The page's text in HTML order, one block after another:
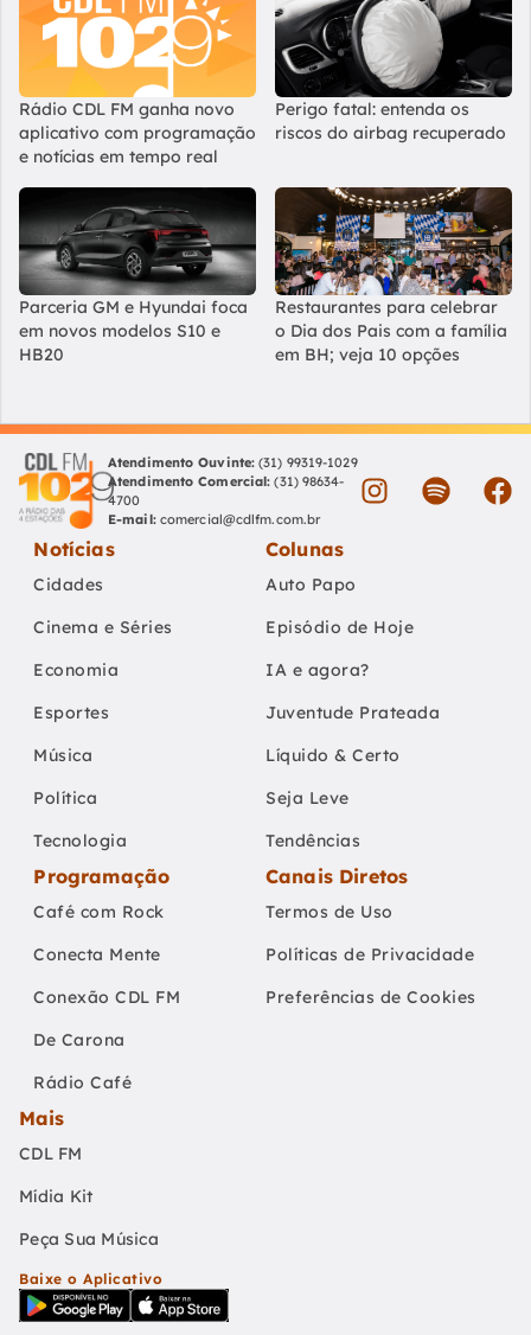
Rádio CDL FM ganha novo
aplicativo com programação
e notícias em tempo real
Perigo fatal: entenda os
riscos do airbag recuperado
Parceria GM e Hyundai foca
em novos modelos S10 e
HB20
Restaurantes para celebrar
o Dia dos Pais com a família
em BH; veja 10 opções
Atendimento Ouvinte: (31) 99319-1029
Atendimento Comercial: (31) 98634-
4700
E-mail: comercial@cdlfm.com.br
Notícias
Cidades
Cinema e Séries
Economia
Esportes
Música
Política
Tecnologia
Colunas
Auto Papo
Episódio de Hoje
IA e agora?
Juventude Prateada
Líquido & Certo
Seja Leve
Tendências
Programação
Café com Rock
Conecta Mente
Conexão CDL FM
De Carona
Rádio Café
Canais Diretos
Termos de Uso
Políticas de Privacidade
Preferências de Cookies
Mais
CDL FM
Mídia Kit
Peça Sua Música
Baixe o Aplicativo